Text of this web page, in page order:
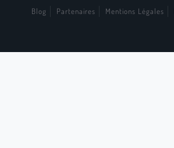
Blog Partenaires Mentions Légales